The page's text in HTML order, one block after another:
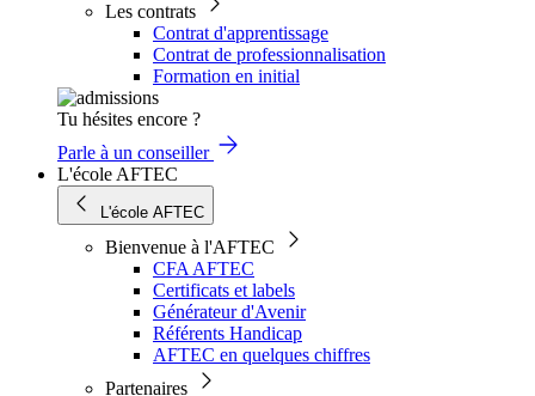
Les contrats
Contrat d'apprentissage
Contrat de professionnalisation
Formation en initial
Tu hésites encore ?
Parle à un conseiller
L'école AFTEC
L'école AFTEC
Bienvenue à l'AFTEC
CFA AFTEC
Certificats et labels
Générateur d'Avenir
Référents Handicap
AFTEC en quelques chiffres
Partenaires